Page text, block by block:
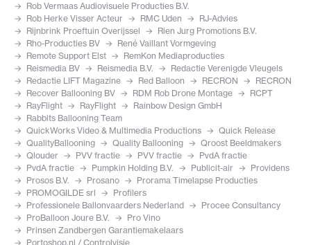
Rob Vermaas Audiovisuele Producties B.V.
Rob Herke Visser Acteur
RMC Uden
RJ-Advies
Rijnbrink Proeftuin Overijssel
Rien Jurg Promotions B.V.
Rho-Producties BV
René Vaillant Vormgeving
Remote Support Elst
RemKon Mediaproducties
Reismedia BV
Reismedia B.V.
Redactie Verenigde Vleugels
Redactie LIFT Magazine
Red Balloon RECRON
RECRON
Recover Ballooning BV
RDM Rob Drone Montage
RCPT
RayFlight
RayFlight
Rainbow Design GmbH
Rabbits Ballooning Team
QuickWorks Video & Multimedia Productions
Quick Release
QualityBallooning
Quality Ballooning
Qroost Beeldmakers
Qlouder
PVV fractie PVV fractie
PvdA fractie
PvdA fractie
Pumpkin Holding B.V. Publicit-air
Providens
Prosos B.V.
Prosano
Prorama Timelapse Producties
PROMOGILDE srl
Profilers
Professionele Ballonvaarders Nederland
Procee Consultancy
ProBalloon Joure B.V.
Pro Vino
Prinsen Zandbergen Garantiemakelaars
Portoshop.nl / Controlvisie